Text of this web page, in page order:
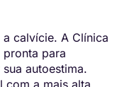
calvície. A Clínica
pronta para
autoestima.
com a mais alta